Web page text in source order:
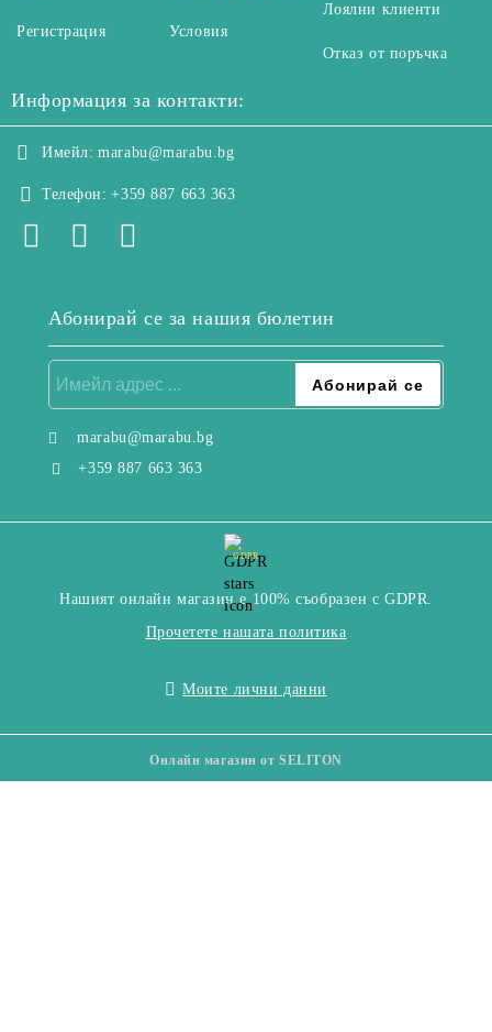
Регистрация Условия
Лоялни клиенти
Отказ от поръчка
Информация за контакти:
Имейл: marabu@marabu.bg
Телефон: +359 887 663 363
Абонирай се за нашия бюлетин
marabu@marabu.bg
+359 887 663 363
GDPR
Нашият онлайн магазин е 100% съобразен с GDPR.
Прочетете нашата политика
Моите лични данни
Онлайн магазин от SELITON